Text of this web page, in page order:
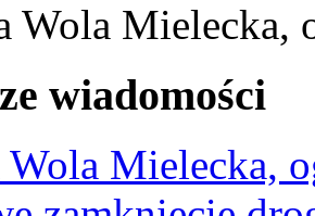
Wola Mielecka,
wiadomości
Wola Mielecka,